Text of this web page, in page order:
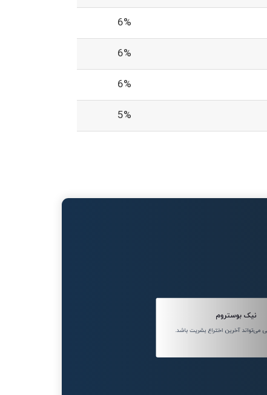
6%
6%
6%
5%
نیک بوستروم
می‌تواند آخرین اختراع بشریت باشد.